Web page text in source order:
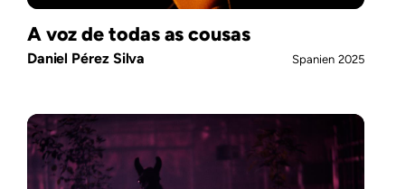
A voz de todas as cousas
Daniel Pérez Silva Spanien 2025